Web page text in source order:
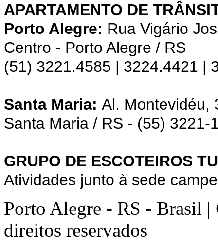
APARTAMENTO DE
Porto Alegre: Rua Vigário
Centro - Porto Alegre / RS
(51) 3221.4585 | 3224.4421 |
Santa Maria: Al. Montevidéu,
Santa Maria / RS - (55) 3221-
GRUPO DE ESCOTEIROS
Atividades junto à sede
Porto Alegre - RS - Brasil
direitos reservados